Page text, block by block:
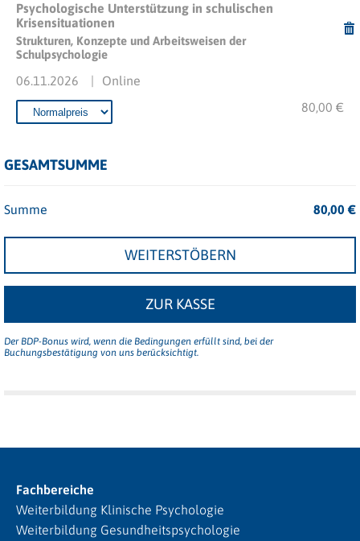
Psychologische Unterstützung in schulischen
Krisensituationen
Strukturen, Konzepte und Arbeitsweisen der
Schulpsychologie
Online
06.11.2026
80,00 €
GESAMTSUMME
Summe 80,00€
WEITERSTÖBERN
ZUR KASSE
Der BDP-Bonus wird, wenn die Bedingungen erfüllt sind, bei der
Buchungsbestätigung von uns berücksichtigt.
Fachbereiche
Weiterbildung Klinische Psychologie
Weiterbildung Gesundheitspsychologie